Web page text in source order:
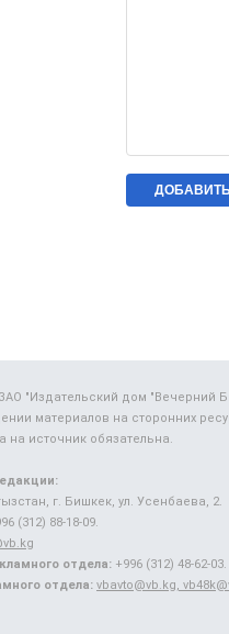
"Издательский дом "Вечерний
материалов на сторонних
на источник обязательна.
г. Бишкек, ул. Усенбаева, 2.
(312) 88-18-09.
отдела: +996 (312) 48-62-03.
отдела: vbavto@vb.kg,